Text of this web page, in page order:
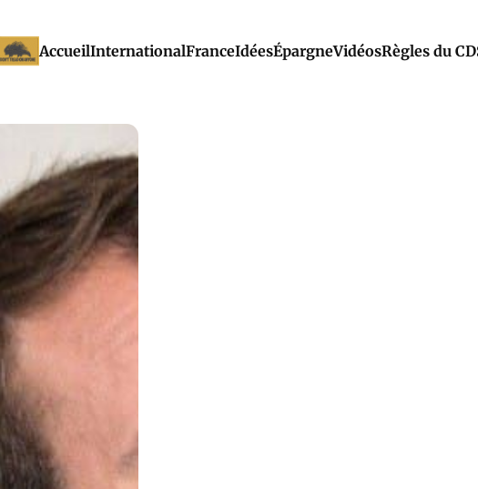
AccueilInternationalFranceIdéesÉpargneVidéosRègles du